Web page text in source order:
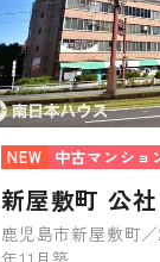
NEW 中古マンショ
新屋敷町 公
鹿児島市新屋敷町